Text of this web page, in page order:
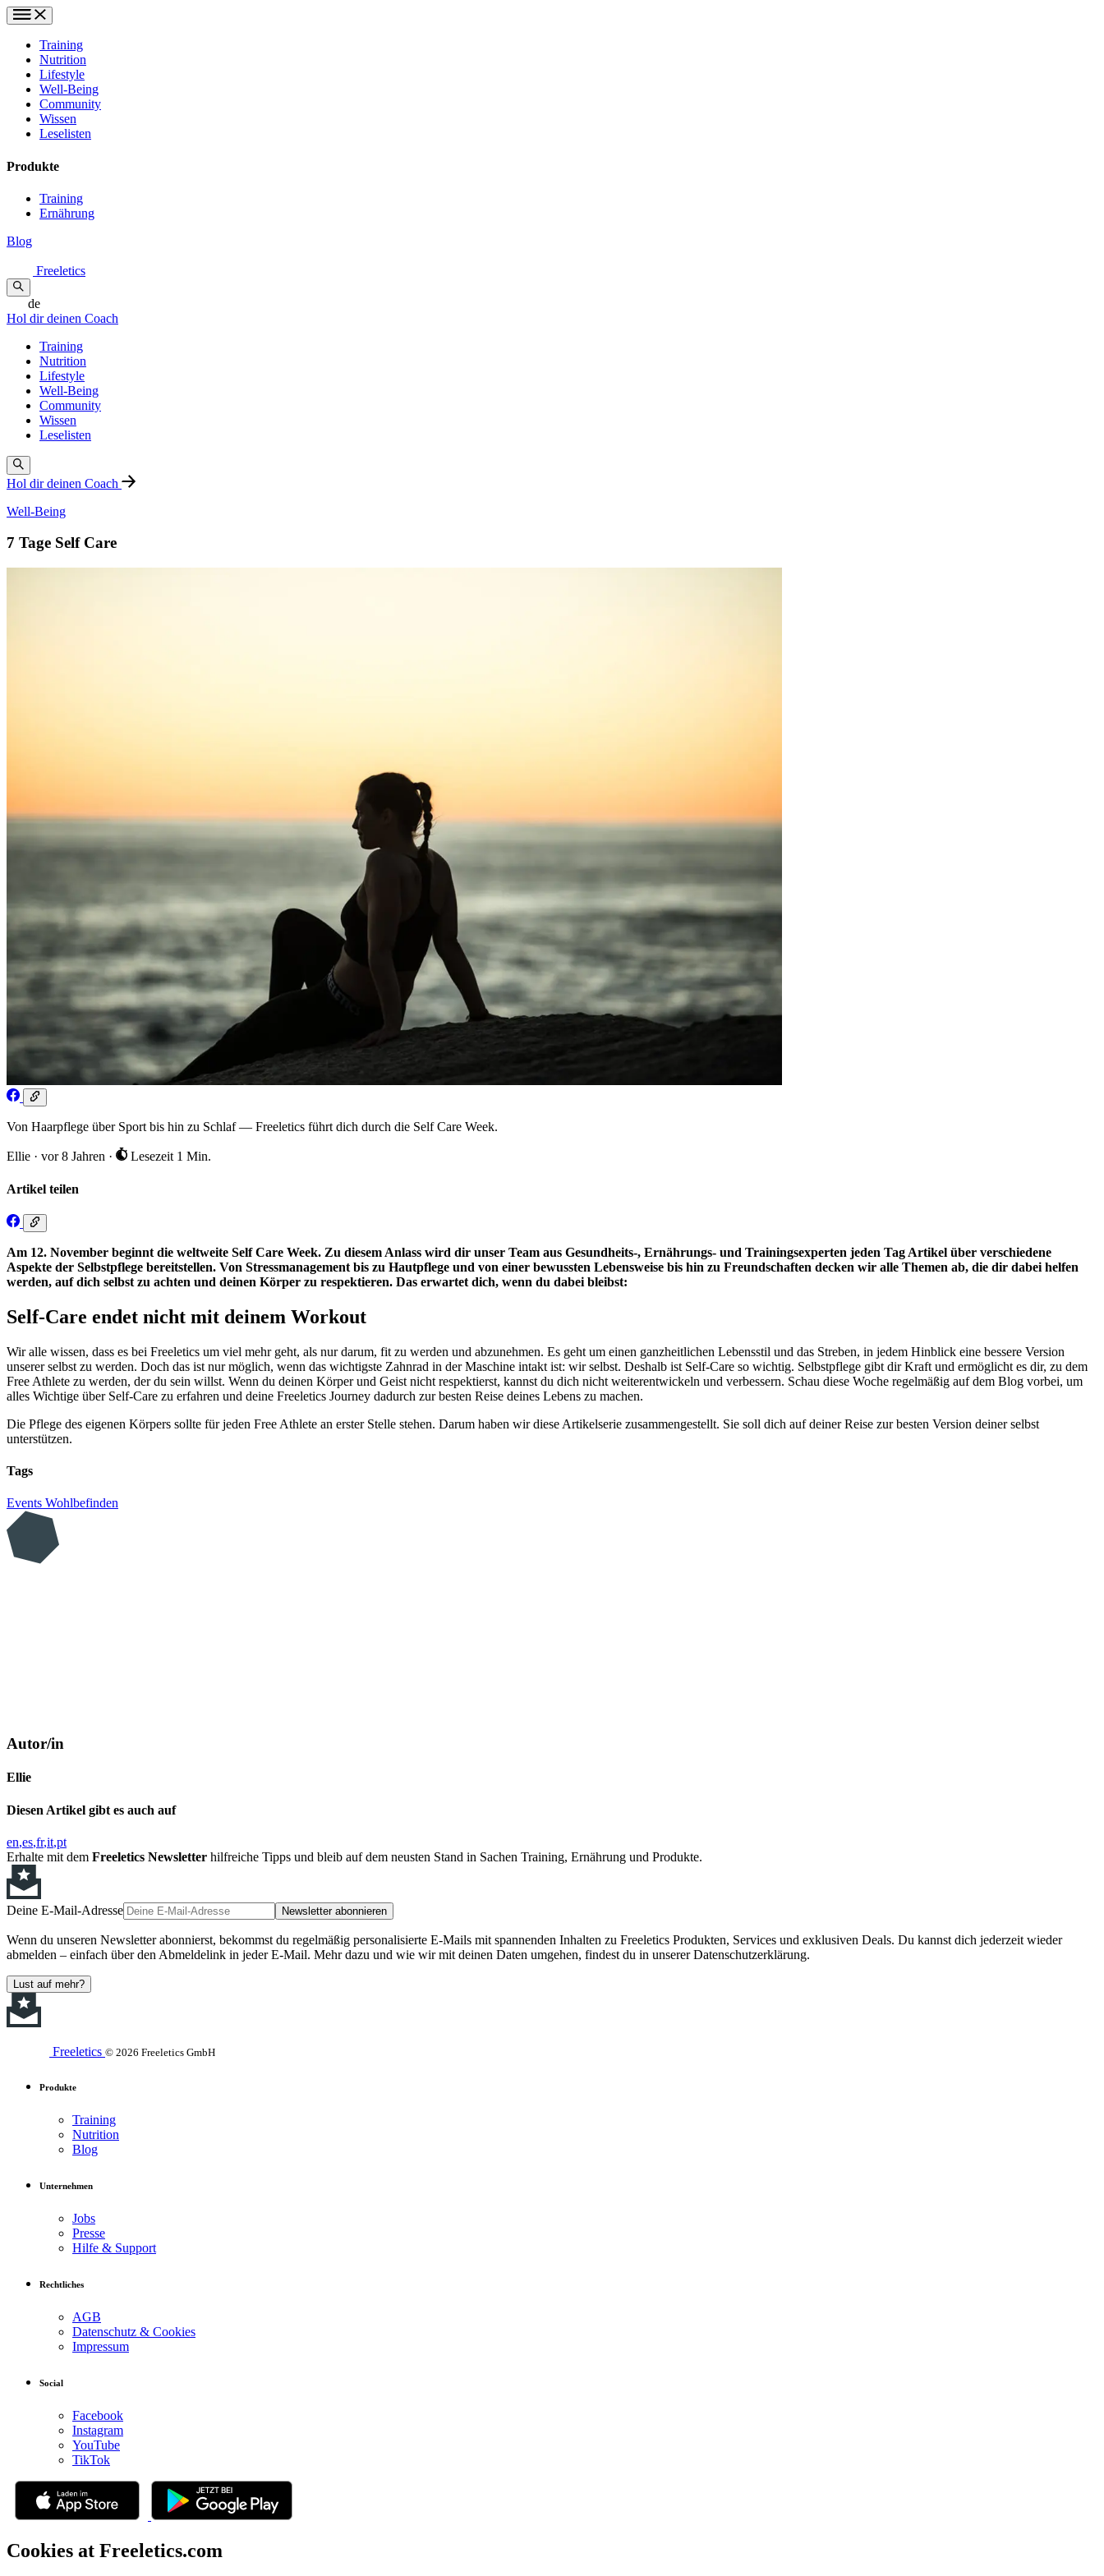
Training
Nutrition
Lifestyle
Well-Being
Community
Wissen
Leselisten
Produkte
Training
Ernährung
Blog
Freeletics
de
Hol dir deinen Coach
Training
Nutrition
Lifestyle
Well-Being
Community
Wissen
Leselisten
Hol dir deinen Coach
Well-Being
7 Tage Self Care
Von Haarpflege über Sport bis hin zu Schlaf — Freeletics führt dich durch die Self Care Week.
Ellie · vor 8 Jahren · Lesezeit 1 Min.
Artikel teilen
Am 12. November beginnt die weltweite Self Care Week. Zu diesem Anlass wird dir unser Team aus Gesundheits-, Ernährungs- und Trainingsexperten jeden Tag Artikel über verschiedene
Aspekte der Selbstpflege bereitstellen. Von Stressmanagement bis zu Hautpflege und von einer bewussten Lebensweise bis hin zu Freundschaften decken wir alle Themen ab, die dir dabei helfen
werden, auf dich selbst zu achten und deinen Körper zu respektieren. Das erwartet dich, wenn du dabei bleibst:
Self-Care endet nicht mit deinem Workout
Wir alle wissen, dass es bei Freeletics um viel mehr geht, als nur darum, fit zu werden und abzunehmen. Es geht um einen ganzheitlichen Lebensstil und das Streben, in jedem Hinblick eine bessere Version
unserer selbst zu werden. Doch das ist nur möglich, wenn das wichtigste Zahnrad in der Maschine intakt ist: wir selbst. Deshalb ist Self-Care so wichtig. Selbstpflege gibt dir Kraft und ermöglicht es dir, zu dem
Free Athlete zu werden, der du sein willst. Wenn du deinen Körper und Geist nicht respektierst, kannst du dich nicht weiterentwickeln und verbessern. Schau diese Woche regelmäßig auf dem Blog vorbei, um
alles Wichtige über Self-Care zu erfahren und deine Freeletics Journey dadurch zur besten Reise deines Lebens zu machen.
Die Pflege des eigenen Körpers sollte für jeden Free Athlete an erster Stelle stehen. Darum haben wir diese Artikelserie zusammengestellt. Sie soll dich auf deiner Reise zur besten Version deiner selbst
unterstützen.
Tags
Events Wohlbefinden
Autor/in
Ellie
Diesen Artikel gibt es auch auf
en es fr it pt
Erhalte mit dem Freeletics Newsletter hilfreiche Tipps und bleib auf dem neusten Stand in Sachen Training, Ernährung und Produkte.
Deine E-Mail-Adresse Newsletter abonnieren
Wenn du unseren Newsletter abonnierst, bekommst du regelmäßig personalisierte E-Mails mit spannenden Inhalten zu Freeletics Produkten, Services und exklusiven Deals. Du kannst dich jederzeit wieder
abmelden – einfach über den Abmeldelink in jeder E-Mail. Mehr dazu und wie wir mit deinen Daten umgehen, findest du in unserer Datenschutzerklärung.
Lust auf mehr?
Freeletics © 2026 Freeletics GmbH
Produkte
Training
Nutrition
Blog
Unternehmen
Jobs
Presse
Hilfe & Support
Rechtliches
AGB
Datenschutz & Cookies
Impressum
Social
Facebook
Instagram
YouTube
TikTok
Cookies at Freeletics.com